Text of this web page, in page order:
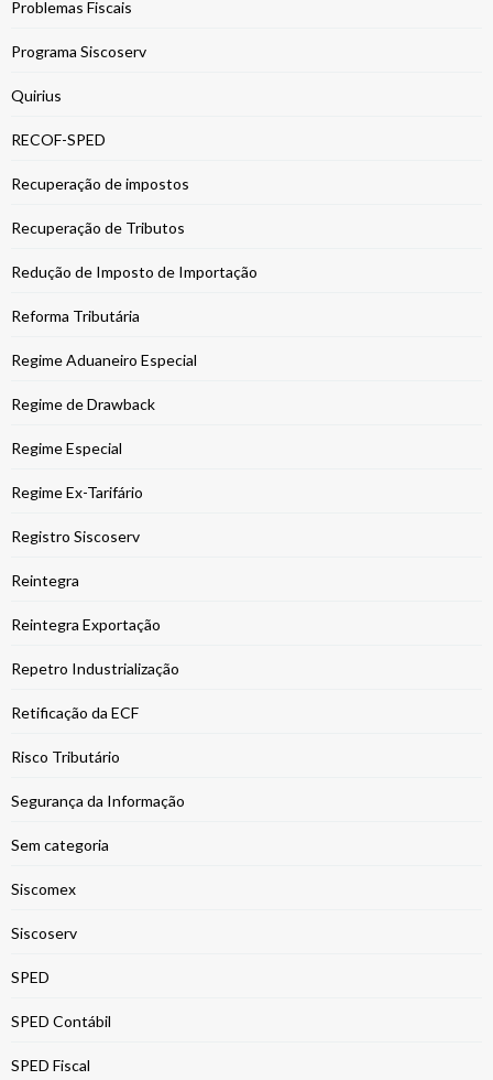
Problemas Fiscais
Programa Siscoserv
Quirius
RECOF-SPED
Recuperação de impostos
Recuperação de Tributos
Redução de Imposto de Importação
Reforma Tributária
Regime Aduaneiro Especial
Regime de Drawback
Regime Especial
Regime Ex-Tarifário
Registro Siscoserv
Reintegra
Reintegra Exportação
Repetro Industrialização
Retificação da ECF
Risco Tributário
Segurança da Informação
Sem categoria
Siscomex
Siscoserv
SPED
SPED Contábil
SPED Fiscal